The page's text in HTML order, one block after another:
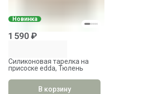
Новинка
1 590 ₽
Силиконовая тарелка на
присоске edda, Тюлень
В корзину